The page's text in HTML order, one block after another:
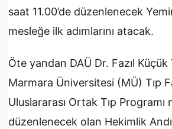
saat 11.00’de düzenlenecek
mesleğe ilk adımlarını atacak.
Öte yandan DAÜ Dr. Fazıl Küçük
Marmara Üniversitesi (MÜ) Tıp
Uluslararası Ortak Tıp Programı
düzenlenecek olan Hekimlik